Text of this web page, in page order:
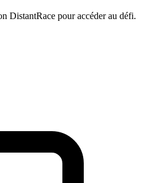
DistantRace pour accéder au défi.